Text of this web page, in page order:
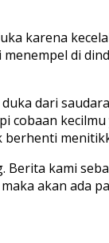
karena
di
dari
berhenti
kami
akan ada